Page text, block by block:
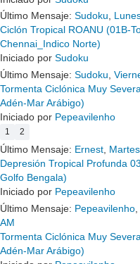
Último Mensaje: Sudoku
Ciclón Tropical ROANU (01B-
Chennai_Indico Norte)
Iniciado por Sudoku
Último Mensaje: Sudoku
Tormenta Ciclónica Muy
Adén-Mar Arábigo)
Iniciado por Pepeavilenho
1 2
Último Mensaje: Ernest,
Depresión Tropical Profunda
Golfo Bengala)
Iniciado por Pepeavilenho
Último Mensaje: Pepeavilenho
AM
Tormenta Ciclónica Muy
Adén-Mar Arábigo)